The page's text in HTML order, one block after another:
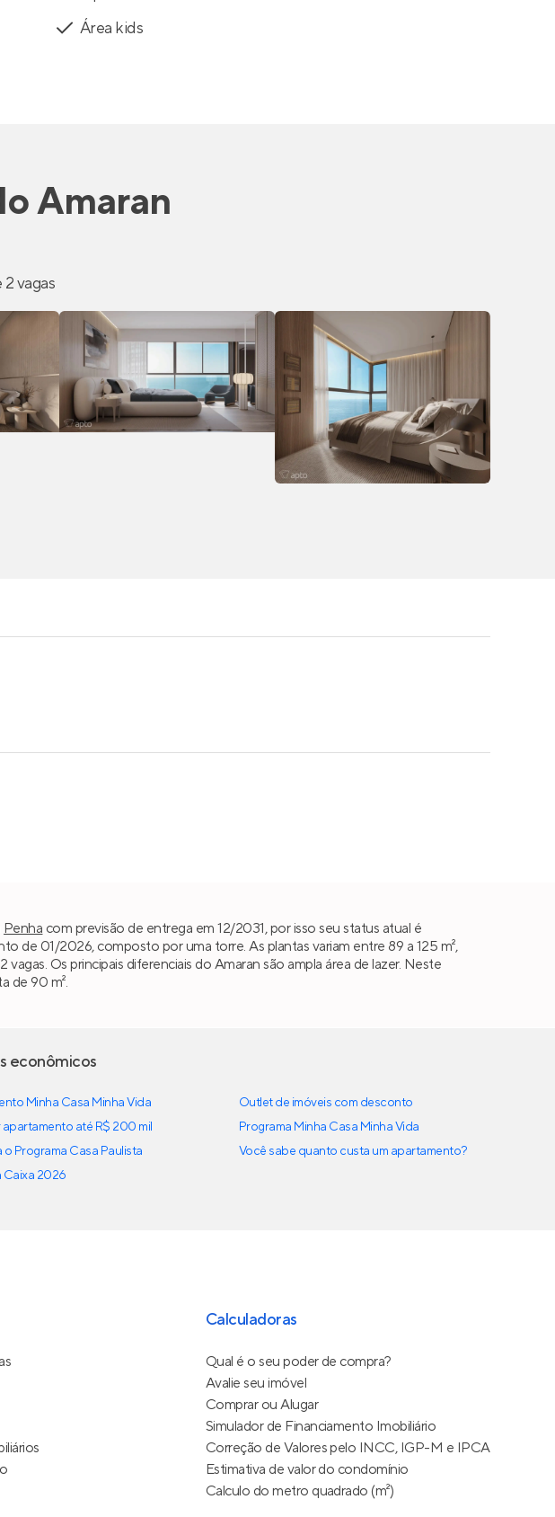
Área kids
Amaran
2 vagas
Penha com previsão de entrega em 12/2031, por isso seu status atual é
de 01/2026, composto por uma torre. As plantas variam entre 89 a 125 m²,
vagas. Os principais diferenciais do Amaran são ampla área de lazer. Neste
de 90 m².
econômicos
Minha Casa Minha Vida
até R$ 200 mil
Programa Casa Paulista
Caixa 2026
Outlet de imóveis com desconto
Programa Minha Casa Minha Vida
Você sabe quanto custa um apartamento?
Calculadoras
Qual é o seu poder de compra?
Avalie seu imóvel
Comprar ou Alugar
Simulador de Financiamento Imobiliário
Correção de Valores pelo INCC, IGP-M e IPCA
Estimativa de valor do condomínio
Calculo do metro quadrado (m²)